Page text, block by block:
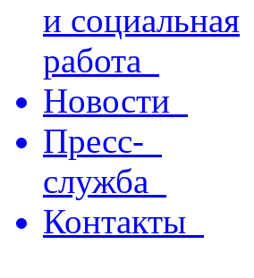
и социальная
работа
Новости
Пресс-
служба
Контакты